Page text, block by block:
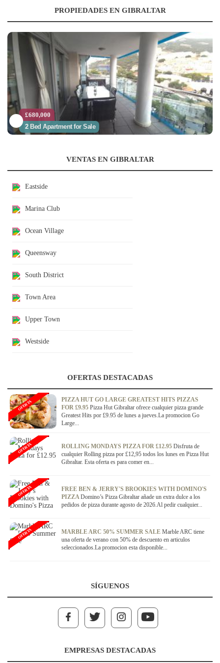
PROPIEDADES EN GIBRALTAR
£680,000
2 Bed Apartment for Sale
VENTAS EN GIBRALTAR
Eastside
Marina Club
Ocean Village
Queensway
South District
Town Area
Upper Town
Westside
OFERTAS DESTACADAS
PIZZA HUT GO LARGE GREATEST HITS PIZZAS
FOR £9.95 Pizza Hut Gibraltar ofrece cualquier pizza grande
Greatest Hits por £9.95 de lunes a jueves.La promocion Go
Large...
OFERTA
ROLLING MONDAYS PIZZA FOR £12.95 Disfruta de
cualquier Rolling pizza por £12,95 todos los lunes en Pizza Hut
Gibraltar. Esta oferta es para comer en...
OFERTA
FREE BEN & JERRY'S BROOKIES WITH DOMINO'S
PIZZADomino’s Pizza Gibraltar añade un extra dulce a los
pedidos de pizza durante agosto de 2026.Al pedir cualquier...
OFERTA
MARBLE ARC 50% SUMMER SALE Marble ARC tiene
una oferta de verano con 50% de descuento en articulos
seleccionados.La promocion esta disponible...
OFERTA
SÍGUENOS
EMPRESAS DESTACADAS